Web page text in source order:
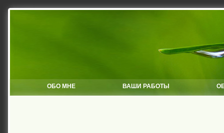
ОБО МНЕ ВАШИ РАБОТЫ